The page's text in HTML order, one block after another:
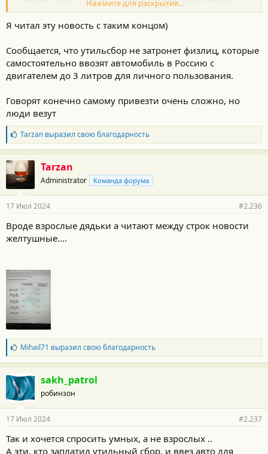
литров — 2 284 000₽ (в 2025 году — 2 742 300₽).
Нажмите для раскрытия...
Я читал эту новость с таким концом)
Сообщается, что утильсбор не затронет физлиц, которые
самостоятельно ввозят автомобиль в Россию с
двигателем до 3 литров для личного пользования.
Говорят конечно самому привезти очень сложно, но
люди везут
Б
л
а
г
о
д
а
н
с
т
Tarzanвыразил свою благодарность
Tarzan
Administrator Команда форума
17 Июл 2024 #2.236
Вроде взрослые дядьки а читают между строк новости
желтушные....
Б
л
а
г
о
д
а
н
с
т
Mihail71 выразил свою благодарность
sakh_patrol
робинзон
17 Июл 2024 #2.237
Так и хочется спросить умных, а не взрослых ..
А эти, кто заплатил утильный сбор, и ввез авто для